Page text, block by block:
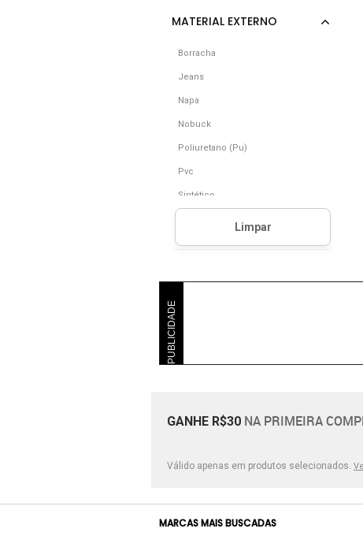
Borracha
Jeans
Napa
Nobuck
Poliuretano (Pu)
Pvc
Sintético
Verniz
PUBLICIDADE
GANHE R$30 NA PRIMEIRA
Válido apenas em produtos selecionados.
MARCAS MAIS BUSCADAS